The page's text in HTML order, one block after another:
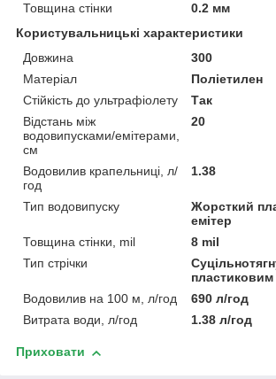
Товщина стінки
0.2 мм
Користувальницькі характеристики
Довжина
300
Матеріал
Поліетилен
Стійкість до ультрафіолету
Так
Відстань між
водовипусками/емітерами,
см
20
Водовилив крапельниці, л/
год
1.38
Тип водовипуску
Жорсткий
емітер
Товщина стінки, mil
8 mil
Тип стрічки
пластиковим
Водовилив на 100 м, л/год
690 л/год
Витрата води, л/год
1.38 л/год
Приховати